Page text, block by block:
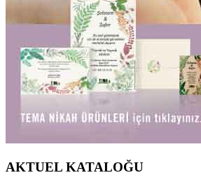
AKTUEL KATALOĞU